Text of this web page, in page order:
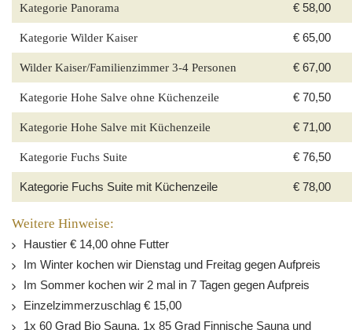
Kategorie Panorama € 58,00
Kategorie Wilder Kaiser € 65,00
Wilder Kaiser/Familienzimmer 3-4 Personen € 67,00
Kategorie Hohe Salve ohne Küchenzeile € 70,50
Kategorie Hohe Salve mit Küchenzeile € 71,00
Kategorie Fuchs Suite € 76,50
Kategorie Fuchs Suite mit Küchenzeile € 78,00
Weitere Hinweise:
Haustier € 14,00 ohne Futter
Im Winter kochen wir Dienstag und Freitag gegen Aufpreis
Im Sommer kochen wir 2 mal in 7 Tagen gegen Aufpreis
Einzelzimmerzuschlag € 15,00
1x 60 Grad Bio Sauna, 1x 85 Grad Finnische Sauna und